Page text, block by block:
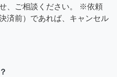
、ご相談ください。 ※依頼
済前）であれば、キャンセル